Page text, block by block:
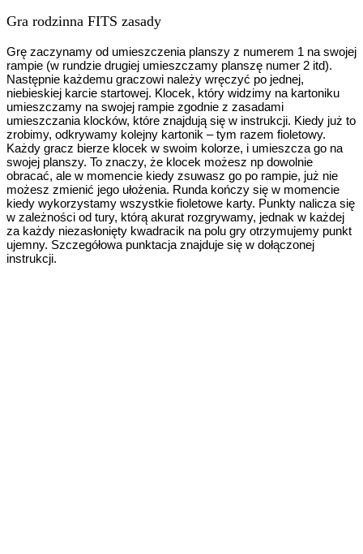
Gra rodzinna FITS zasady
Grę zaczynamy od umieszczenia planszy z numerem 1 na swojej
rampie (w rundzie drugiej umieszczamy planszę numer 2 itd).
Następnie każdemu graczowi należy wręczyć po jednej,
niebieskiej karcie startowej. Klocek, który widzimy na kartoniku
umieszczamy na swojej rampie zgodnie z zasadami
umieszczania klocków, które znajdują się w instrukcji. Kiedy już to
zrobimy, odkrywamy kolejny kartonik – tym razem fioletowy.
Każdy gracz bierze klocek w swoim kolorze, i umieszcza go na
swojej planszy. To znaczy, że klocek możesz np dowolnie
obracać, ale w momencie kiedy zsuwasz go po rampie, już nie
możesz zmienić jego ułożenia. Runda kończy się w momencie
kiedy wykorzystamy wszystkie fioletowe karty. Punkty nalicza się
w zależności od tury, którą akurat rozgrywamy, jednak w każdej
za każdy niezasłonięty kwadracik na polu gry otrzymujemy punkt
ujemny. Szczegółowa punktacja znajduje się w dołączonej
instrukcji.